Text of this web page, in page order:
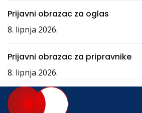
Prijavni obrazac za oglas
8. lipnja 2026.
Prijavni obrazac za pripravnike
8. lipnja 2026.